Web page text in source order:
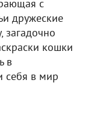
с
дружеские
загадочно
кошки
в
себя в мир